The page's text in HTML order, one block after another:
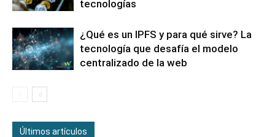
tecnologías
¿Qué es un IPFS y para qué sirve? La
tecnología que desafía el modelo
centralizado de la web
Últimos artículos